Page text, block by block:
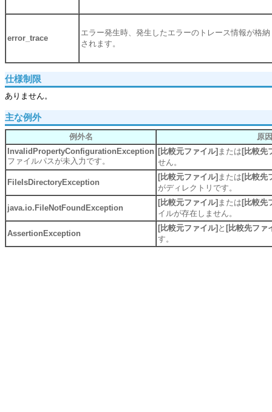
error_trace
エラー発生時、発生したエラーのトレース情報が格納
されます。
仕様制限
ありません。
主な例外
例外名
原因
InvalidPropertyConfigurationException
ファイルパスが未入力です。
[比較元ファイル] または [比較先
せん。
FileIsDirectoryException
[比較元ファイル] または [比較先
がディレクトリです。
java.io.FileNotFoundException
[比較元ファイル] または [比較先
イルが存在しません。
AssertionException
[比較元ファイル] と [比較先ファ
す。